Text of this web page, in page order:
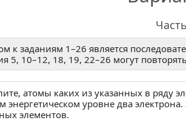
к заданиям 1–26 является
5, 10–12, 18, 19, 22–26 могут
атомы каких из указанных в ряду
энергетическом уровне два
элементов.